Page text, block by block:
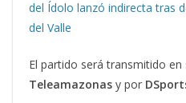
del Ídolo lanzó indirecta tras
del Valle
El partido será transmitido
Teleamazonas y por